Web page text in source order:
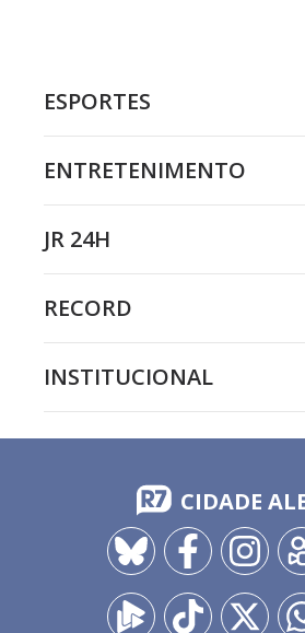
ESPORTES
ENTRETENIMENTO
JR 24H
RECORD
INSTITUCIONAL
CIDADE